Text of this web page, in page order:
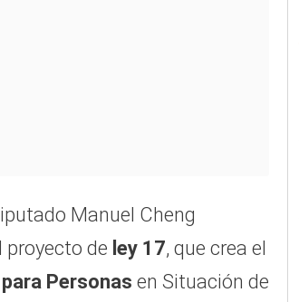
Manuel Cheng
proyecto de ley 17, que crea el
Personas en Situación de